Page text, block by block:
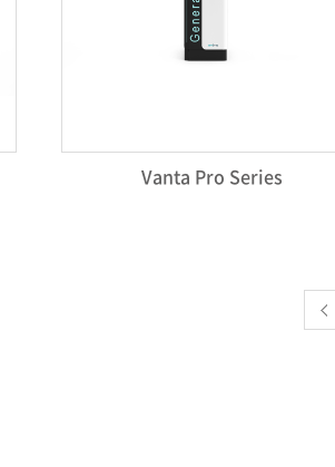
Vanta Pro Series